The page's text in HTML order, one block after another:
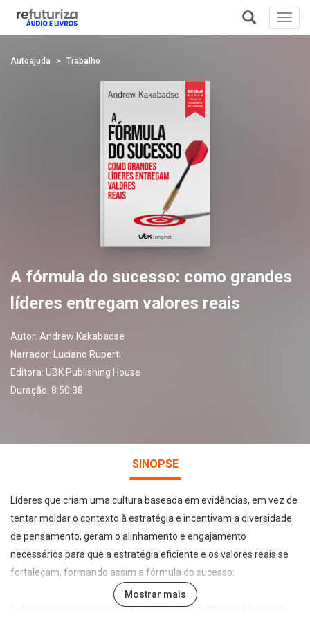
Autoajuda Trabalho
A fórmula do sucesso: como grandes
líderes entregam valores reais
Autor: Andrew Kakabadse
Narrador:
Luciano Ruperti
Editora: UBK Publishing House
Duração: 8:50:38
SINOPSE
Líderes que criam uma cultura baseada em evidências, em vez de
tentar moldar o contexto à estratégia e incentivam a diversidade
de pensamento, geram o alinhamento e engajamento
necessários para que a estratégia eficiente e os valores reais se
fortaleçam, formando assim a fórmula do sucesso:
Estratégia + (engajamento x alinhamento) = entrega de valores
Mostrar mais